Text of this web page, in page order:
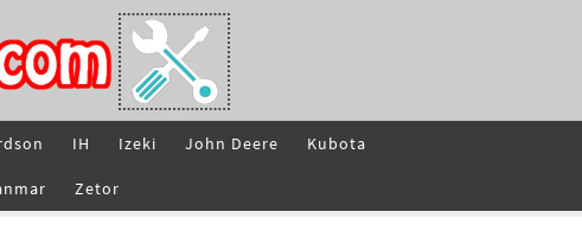
IH Izeki John Deere Kubota
Zetor